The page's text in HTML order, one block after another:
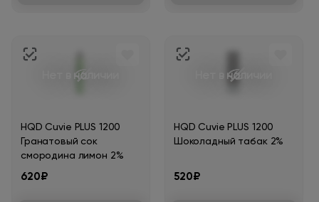
Нет в наличии
HQD Cuvie PLUS 1200
Гранатовый сок
смородина лимон 2%
620₽
Нет в наличии
HQD Cuvie PLUS 1200
Шоколадный табак 2%
520₽